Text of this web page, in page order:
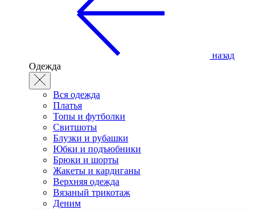
назад
Одежда
Вся одежда
Платья
Топы и футболки
Свитшоты
Блузки и рубашки
Юбки и подъюбники
Брюки и шорты
Жакеты и кардиганы
Верхняя одежда
Вязаный трикотаж
Деним